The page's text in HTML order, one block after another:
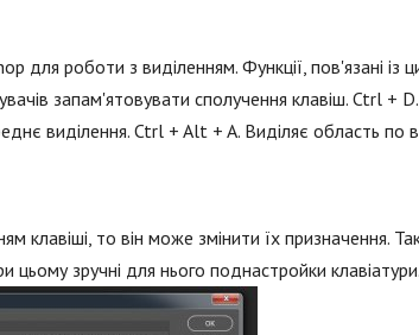
для роботи з виділенням. Функції, пов'язані із
запам'ятовувати сполучення клавіш. Ctrl +
виділення. Ctrl + Alt + A. Виділяє область по
клавіші, то він може змінити їх призначення.
цьому зручні для нього поднастройки клавіатури.